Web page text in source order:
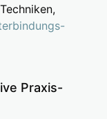
Praxis-